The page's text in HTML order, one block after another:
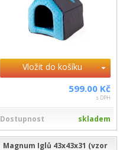
Vložit do košíku
599.00 Kč
s DPH
Dostupnost skladem
Magnum Iglů 43x43x31 (vzor